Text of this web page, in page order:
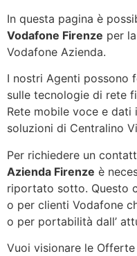
In questa pagina è
Vodafone Firenze per
Vodafone Azienda.
I nostri Agenti
sulle tecnologie di rete
Rete mobile voce e dati
soluzioni di Centralino
Per richiedere un
Azienda Firenze è
riportato sotto. Questo
o per clienti Vodafone
o per portabilità dall’
Vuoi visionare le